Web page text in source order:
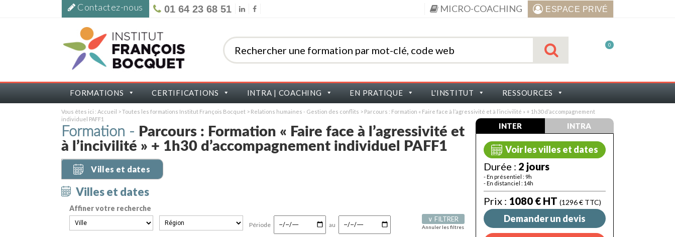
Contactez-nous 01 64 23 68 51 MICRO-COACHING ESPACE PRIVÉ
0
FORMATIONS CERTIFICATIONS INTRA | COACHING EN PRATIQUE L'INSTITUT RESSOURCES
Vous êtes ici : Accueil >Toutes les formations Institut François Bocquet > Relations humaines - Gestion des conflits > Parcours : Formation « Faire face à l’agressivité et à l’incivilité » + 1h30 d’accompagnement
individuel PAFF1
Formation - Parcours : Formation « Faire face à l’agressivité et
à l’incivilité » + 1h30 d’accompagnement individuel PAFF1
Villes et dates
Villes et dates
Affiner votre recherche
Période au
∨ FILTRER
Annuler les filtres
INTER
Voir les villes et dates
Durée : 2 jours
- En présentiel : 9h
- En distanciel : 14h
Prix : 1080 € HT (1296 € TTC)
Demander un devis
INTRA